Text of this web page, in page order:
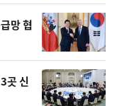
망 협
곳 신